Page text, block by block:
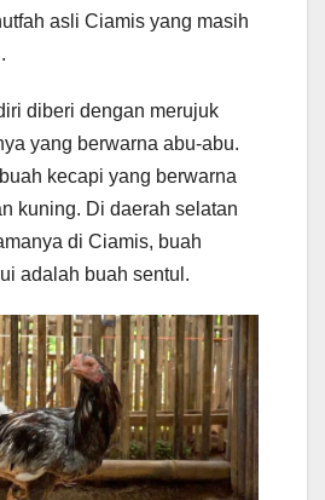
asli Ciamis yang masih
diberi dengan merujuk
yang berwarna abu-abu.
kecapi yang berwarna
kuning. Di daerah selatan
di Ciamis, buah
adalah buah sentul.